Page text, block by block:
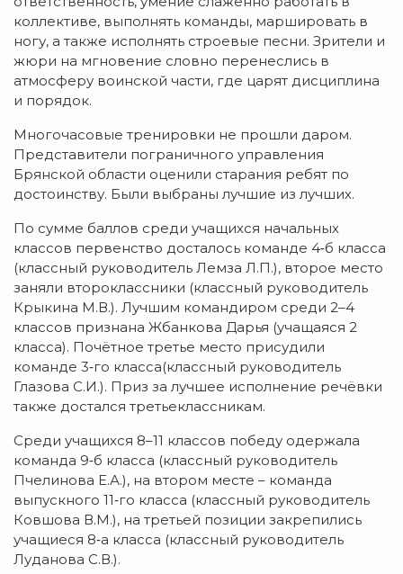
коллективе, выполнять команды, маршировать в
ногу, а также исполнять строевые песни. Зрители и
жюри на мгновение словно перенеслись в
атмосферу воинской части, где царят дисциплина
и порядок.
Многочасовые тренировки не прошли даром.
Представители пограничного управления
Брянской области оценили старания ребят по
достоинству. Были выбраны лучшие из лучших.
По сумме баллов среди учащихся начальных
классов первенство досталось команде 4‑б класса
(классный руководитель Лемза Л.П.), второе место
заняли второклассники (классный руководитель
Крыкина М.В.). Лучшим командиром среди 2–4
классов признана Жбанкова Дарья (учащаяся 2
класса). Почётное третье место присудили
команде 3‑го класса(классный руководитель
Глазова С.И.). Приз за лучшее исполнение речёвки
также достался третьеклассникам.
Среди учащихся 8–11 классов победу одержала
команда 9‑б класса (классный руководитель
Пчелинова Е.А.), на втором месте – команда
выпускного 11‑го класса (классный руководитель
Ковшова В.М.), на третьей позиции закрепились
учащиеся 8‑а класса (классный руководитель
Луданова С.В.).